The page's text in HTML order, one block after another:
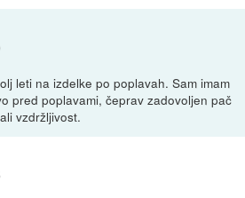
leti na izdelke po poplavah. Sam imam
pred poplavami, čeprav zadovoljen pač
vzdržljivost.